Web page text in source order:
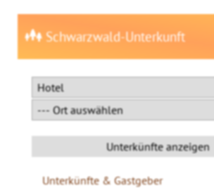
Schwarzwald-Unterkunft
Unterkünfte & Gastgeber